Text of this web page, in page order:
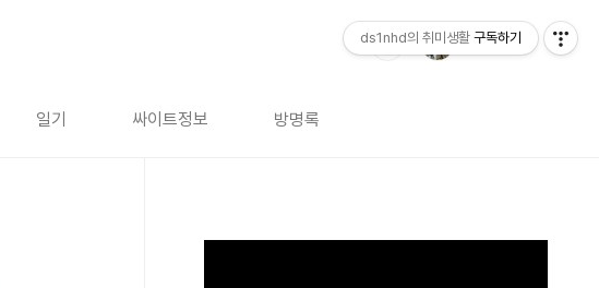
일기 싸이트정보 방명록
ds1nhd의 취미생활 구독하기